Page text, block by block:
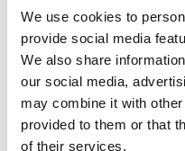
We use cookies to
provide social media
We also share
our social media,
may combine it with
provided to them or that
of their services.
LABDMM2
Artikelnr: LABDMM2-BAT
490 kr